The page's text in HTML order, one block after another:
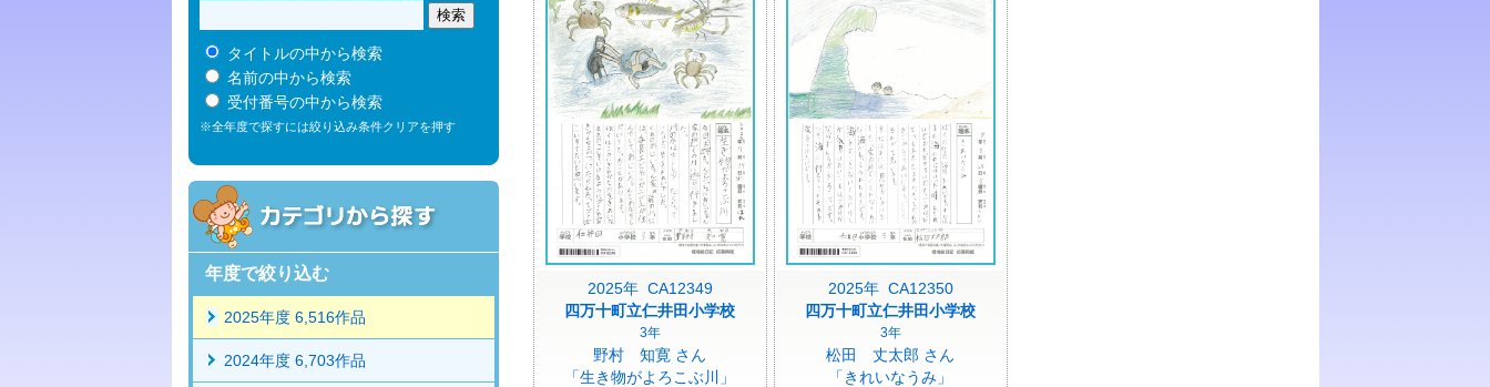
2025年 CA12349
四万十町立仁井田小学校
3年
野村 知寛 さん
「生き物がよろこぶ川」
2025年 CA12350
四万十町立仁井田小学校
3年
松田 丈太郎 さん
「きれいなうみ」
タイトルの中から検索
名前の中から検索
受付番号の中から検索
※全年度で探すには絞り込み条件クリアを押す
年度で絞り込む
2025年度 6,516作品
2024年度 6,703作品